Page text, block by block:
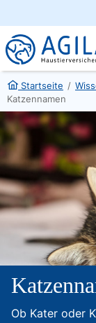
Startseite /
Katzennamen
Ob Kater oder
×
Gratis -